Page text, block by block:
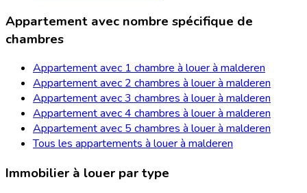
Appartement avec nombre spécifique de
chambres
Appartement avec 1 chambre à louer à malderen
Appartement avec 2 chambres à louer à malderen
Appartement avec 3 chambres à louer à malderen
Appartement avec 4 chambres à louer à malderen
Appartement avec 5 chambres à louer à malderen
Tous les appartements à louer à malderen
Immobilier à louer par type